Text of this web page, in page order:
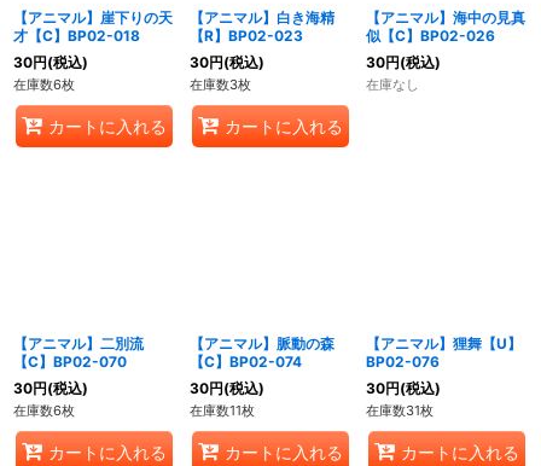
【アニマル】崖下りの天
才【C】BP02-018
30円(税込)
在庫数6枚
カートに入れる
【アニマル】白き海精
【R】BP02-023
30円(税込)
在庫数3枚
カートに入れる
【アニマル】海中の見真
似【C】BP02-026
30円(税込)
在庫なし
【アニマル】二別流
【C】BP02-070
30円(税込)
在庫数6枚
カートに入れる
【アニマル】脈動の森
【C】BP02-074
30円(税込)
在庫数11枚
カートに入れる
【アニマル】狸舞【U】
BP02-076
30円(税込)
在庫数31枚
カートに入れる